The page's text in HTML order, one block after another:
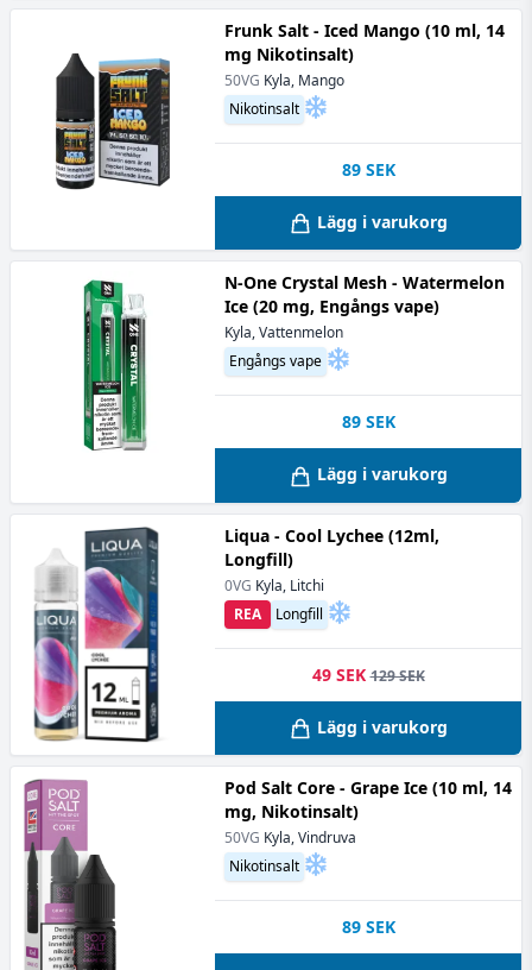
Frunk Salt - Iced Mango (10 ml, 14
mg Nikotinsalt)
50VG Kyla, Mango
Nikotinsalt
89 SEK
Lägg i varukorg
N-One Crystal Mesh - Watermelon
Ice (20 mg, Engångs vape)
Kyla, Vattenmelon
Engångs vape
89 SEK
Lägg i varukorg
Liqua - Cool Lychee (12ml,
Longfill)
0VG Kyla, Litchi
Longfill
REA
49 SEK 129 SEK
Lägg i varukorg
Pod Salt Core - Grape Ice (10 ml, 14
mg, Nikotinsalt)
50VG Kyla, Vindruva
Nikotinsalt
89 SEK